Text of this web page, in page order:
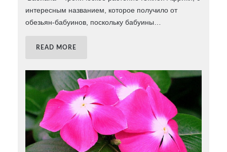
интересным названием, которое получило от
обезьян-бабуинов, поскольку бабуины
READ MORE